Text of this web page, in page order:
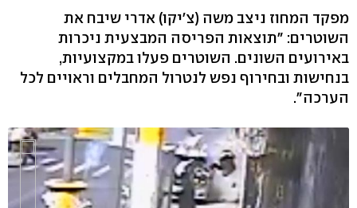
מפקד המחוז ניצב משה (צ׳יקו) אדרי שיבח את
השוטרים: "תוצאות הפריסה המבצעית ניכרות
באירועים השונים. השוטרים פעלו במקצועיות,
בנחישות ובחירוף נפש לנטרול המחבלים וראויים לכל
הערכה".